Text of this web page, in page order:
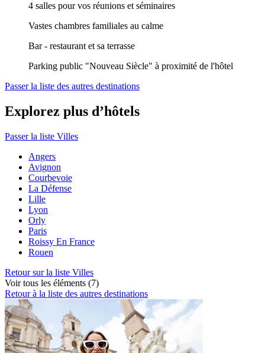
4 salles pour vos réunions et séminaires
Vastes chambres familiales au calme
Bar - restaurant et sa terrasse
Parking public "Nouveau Siècle" à proximité de l'hôtel
Passer la liste des autres destinations
Explorez plus d’hôtels
Passer la liste Villes
Angers
Avignon
Courbevoie
La Défense
Lille
Lyon
Orly
Paris
Roissy En France
Rouen
Retour sur la liste Villes
Voir tous les éléments (7)
Retour à la liste des autres destinations